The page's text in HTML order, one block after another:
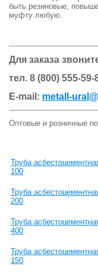
быть резиновые,
муфту любую.
Для заказа
тел. 8 (800) 555-59-
E-mail: metall-
Оптовые и розничные
Труба
100
Труба
200
Труба
400
Труба
150